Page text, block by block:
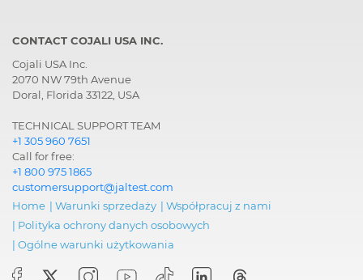
CONTACT COJALI USA INC.
Cojali USA Inc.
2070 NW 79th Avenue
Doral, Florida 33122, USA
TECHNICAL SUPPORT TEAM
+1 305 960 7651
Call for free:
+1 800 975 1865
customersupport@jaltest.com
Home | Warunki sprzedaży | Współpracuj z nami
| Polityka ochrony danych osobowych
| Ogólne warunki użytkowania